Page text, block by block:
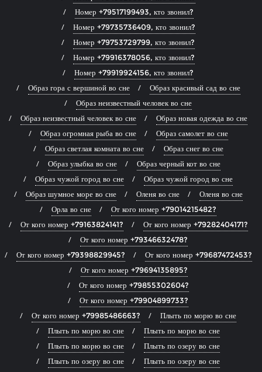
Номер +79517199493, кто звонил?
Номер +79735736409, кто звонил?
Номер +79753729799, кто звонил?
Номер +79916378056, кто звонил?
Номер +79919924156, кто звонил?
Образ гора с вершиной во сне
Образ красивый сад во сне
Образ неизвестный человек во сне
Образ неизвестный человек во сне
Образ новая одежда во сне
Образ огромная рыба во сне
Образ самолет во сне
Образ светлая комната во сне
Образ снег во сне
Образ улыбка во сне
Образ черный кот во сне
Образ чужой город во сне
Образ чужой город во сне
Образ шумное море во сне
Оленя во сне
Оленя во сне
Орла во сне
От кого номер +79014215482?
От кого номер +79163824141?
От кого номер +79282404171?
От кого номер +79346632478?
От кого номер +79398829945?
От кого номер +79687472453?
От кого номер +79694135895?
От кого номер +79855302604?
От кого номер +79904899733?
От кого номер +79985486663?
Плыть по морю во сне
Плыть по морю во сне
Плыть по морю во сне
Плыть по морю во сне
Плыть по озеру во сне
Плыть по озеру во сне
Плыть по озеру во сне